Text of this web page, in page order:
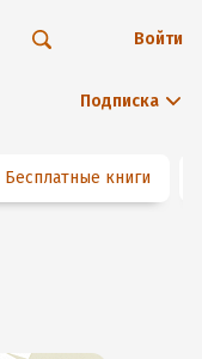
Подписка
Войти
Бесплатные книги